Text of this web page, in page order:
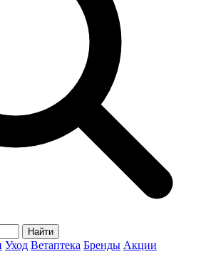
Найти
Уход Ветаптека Бренды Акции